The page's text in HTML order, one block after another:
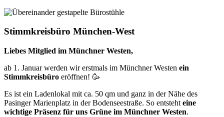
Stimmkreisbüro München-West
Liebes Mitglied im Münchner Westen,
ab 1. Januar werden wir erstmals im Münchner Westen ein
Stimmkreisbüro eröffnen! 🥳
Es ist ein Ladenlokal mit ca. 50 qm und ganz in der Nähe des
Pasinger Marienplatz in der Bodenseestraße. So entsteht eine
wichtige Präsenz für uns Grüne im Münchner Westen.